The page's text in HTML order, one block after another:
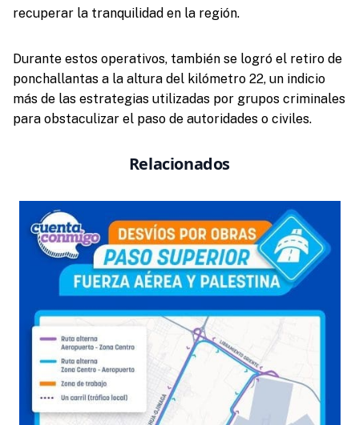
recuperar la tranquilidad en la región.
Durante estos operativos, también se logró el retiro de
ponchallantas a la altura del kilómetro 22, un indicio
más de las estrategias utilizadas por grupos criminales
para obstaculizar el paso de autoridades o civiles.
Relacionados